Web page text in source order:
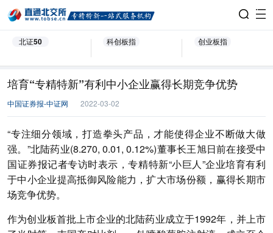
北证50 科创板指 创业板指
培育“专精特新”有利中小企业赢得长期竞争优势
中国证券报-中证网 2022-03-02
“专注细分领域，打造拳头产品，才能使得企业不断做大做
强。”北陆药业(8.270, 0.01, 0.12%)董事长王旭日前在接受中
国证券报记者专访时表示，专精特新“小巨人”企业培育有利
于中小企业提高抵御风险能力，扩大市场份额，赢得长期市
场竞争优势。
作为创业板首批上市企业的北陆药业成立于1992年，并上市